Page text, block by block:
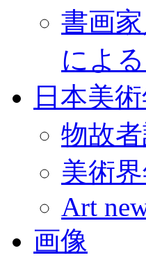
書画
による
日本美
物故
美術
Art
画像